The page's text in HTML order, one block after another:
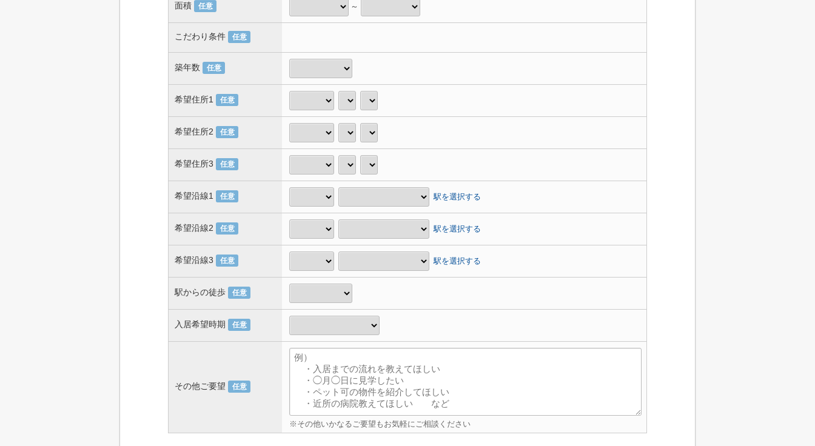
面積 任意 ～
こだわり条件 任意
築年数 任意
希望住所1 任意
希望住所2 任意
希望住所3 任意
希望沿線1 任意 駅を選択する
希望沿線2 任意 駅を選択する
希望沿線3 任意 駅を選択する
駅からの徒歩 任意
入居希望時期 任意
その他ご要望 任意
※その他いかなるご要望もお気軽にご相談ください